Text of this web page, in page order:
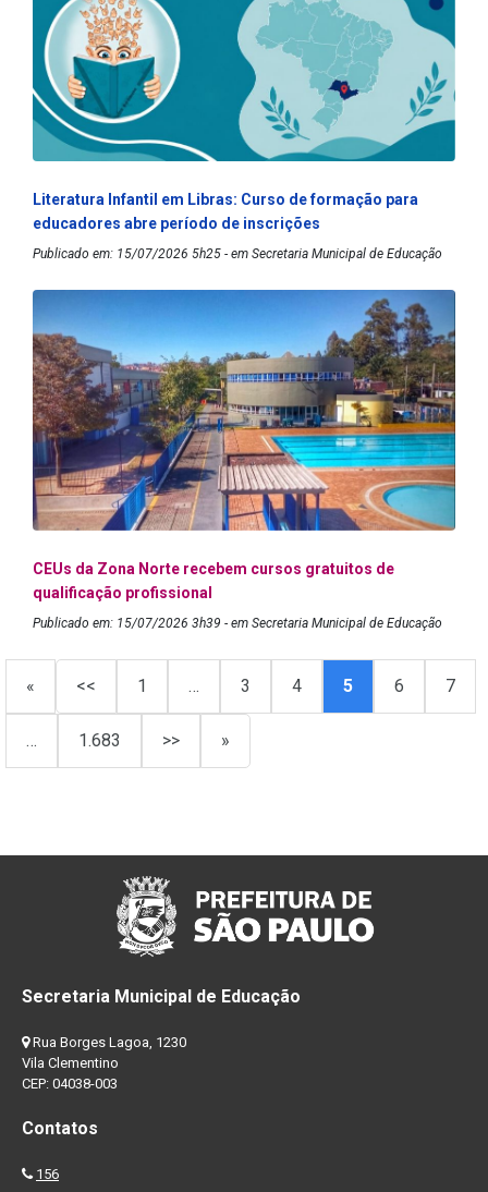
Literatura Infantil em Libras: Curso de formação para
educadores abre período de inscrições
Publicado em: 15/07/2026 5h25 - em Secretaria Municipal de Educação
CEUs da Zona Norte recebem cursos gratuitos de
qualificação profissional
Publicado em: 15/07/2026 3h39 - em Secretaria Municipal de Educação
« << 1 … 3 4 5 6 7
… 1.683 >> »
Secretaria Municipal de Educação
Rua Borges Lagoa, 1230
Vila Clementino
CEP: 04038-003
Contatos
156